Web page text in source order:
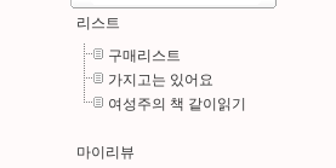
리스트
구매리스트
가지고는 있어요
여성주의 책 같이읽기
마이리뷰